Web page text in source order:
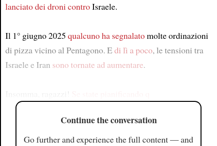
lanciato dei droni controIsraele.
Il 1° giugno 2025 qualcuno ha segnalatomolte ordinazioni
di pizza vicino al Pentagono. Edi lì a poco, le tensioni tra
Israele e Iran sono tornate ad aumentare.
Continue the conversation
Go further and experience the full content — and